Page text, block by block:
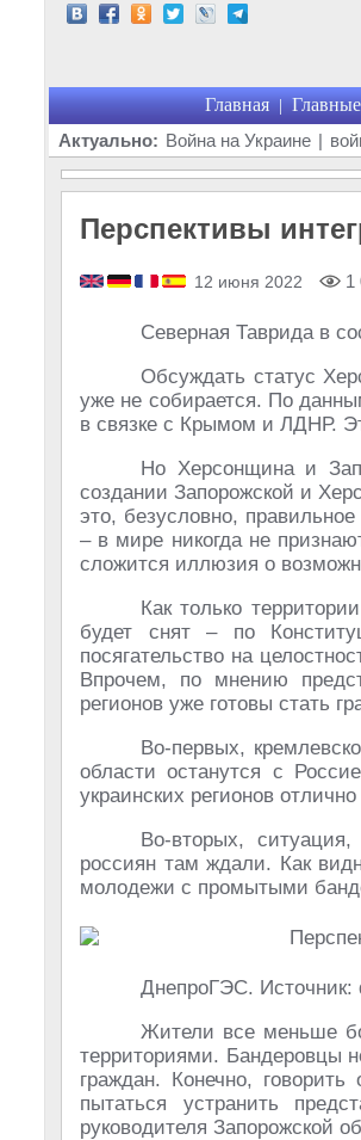
Главная |
Актуально: Война на Украине |
Перспективы
12 июня 2022 1
Северная Таврида в
Обсуждать статус
уже не собирается. По
в связке с Крымом и ЛДНР.
Но Херсонщина и
создании Запорожской и
это, безусловно,
– в мире никогда не
сложится иллюзия о
Как только
будет снят – по
посягательство на
Впрочем, по мнению
регионов уже готовы стать
Во-первых,
области останутся с
украинских регионов
Во-вторых,
россиян там ждали. Как
молодежи с промытыми
ДнепроГЭС. Источник:
Жители все меньше
территориями. Бандеровцы
граждан. Конечно,
пытаться устранить
руководителя Запорожской